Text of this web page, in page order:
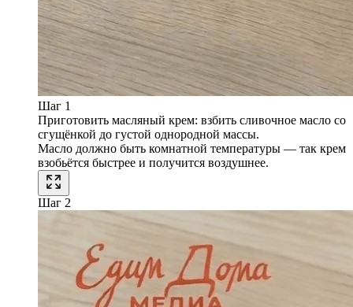
Шаг 1
Приготовить масляный крем: взбить сливочное масло со
сгущёнкой до густой однородной массы.
Масло должно быть комнатной температуры — так крем
взобьётся быстрее и получится воздушнее.
Шаг 2